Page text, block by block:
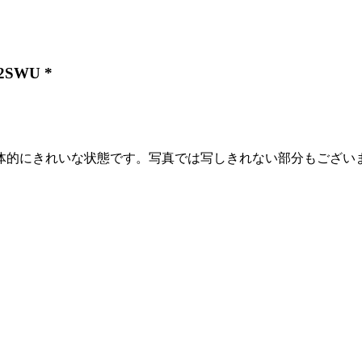
*
にきれいな状態です。写真では写しきれない部分もござい